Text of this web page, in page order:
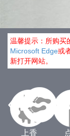
温馨提示：所购买
Microsoft Edge或
新打开网站。
上香